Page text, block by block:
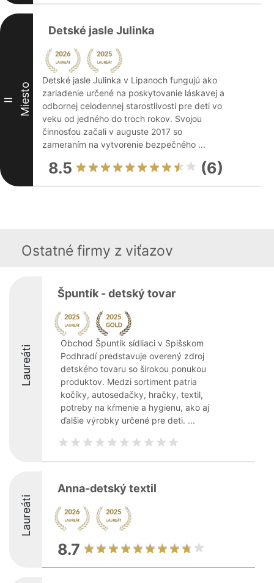
II Miesto
Detské jasle Julinka
Detské jasle Julinka v Lipanoch fungujú ako
zariadenie určené na poskytovanie láskavej a
odbornej celodennej starostlivosti pre deti vo
veku od jedného do troch rokov. Svojou
činnosťou začali v auguste 2017 so
zameraním na vytvorenie bezpečného ...
8.5 (6)
Ostatné firmy z viťazov
Laureáti
Špuntík - detský tovar
Obchod Špuntík sídliaci v Spišskom
Podhradí predstavuje overený zdroj
detského tovaru so širokou ponukou
produktov. Medzi sortiment patria
kočíky, autosedačky, hračky, textil,
potreby na kŕmenie a hygienu, ako aj
ďalšie výrobky určené pre deti. ...
Laureáti
Anna-detský textil
8.7